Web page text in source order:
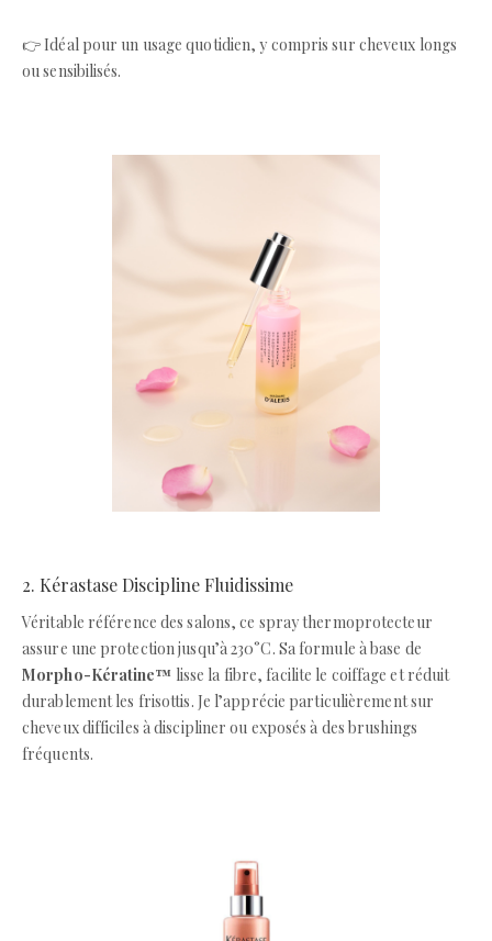
👉 Idéal pour un usage quotidien, y compris sur cheveux longs
ou sensibilisés.
2. Kérastase Discipline Fluidissime
Véritable référence des salons, ce spray thermoprotecteur
assure une protection jusqu’à 230°C. Sa formule à base de
Morpho-Kératine™ lisse la fibre, facilite le coiffage et réduit
durablement les frisottis. Je l’apprécie particulièrement sur
cheveux difficiles à discipliner ou exposés à des brushings
fréquents.